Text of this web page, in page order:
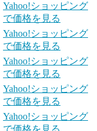
Yahoo!ショッピング
で価格を見る
Yahoo!ショッピング
で価格を見る
Yahoo!ショッピング
で価格を見る
Yahoo!ショッピング
で価格を見る
Yahoo!ショッピング